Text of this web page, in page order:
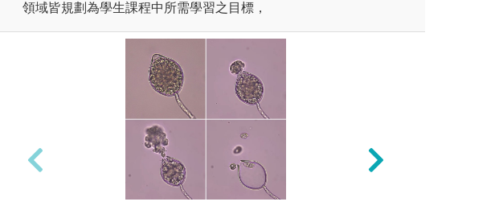
領域皆規劃為學生課程中所需學習之目標，